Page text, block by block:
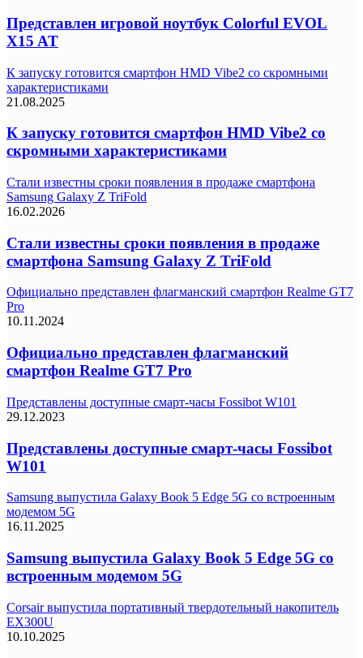
Представлен игровой ноутбук Colorful EVOL
X15 AT
К запуску готовится смартфон HMD Vibe2 со скромными
характеристиками
21.08.2025
К запуску готовится смартфон HMD Vibe2 со
скромными характеристиками
Стали известны сроки появления в продаже смартфона
Samsung Galaxy Z TriFold
16.02.2026
Стали известны сроки появления в продаже
смартфона Samsung Galaxy Z TriFold
Официально представлен флагманский смартфон Realme GT7
Pro
10.11.2024
Официально представлен флагманский
смартфон Realme GT7 Pro
Представлены доступные смарт-часы Fossibot W101
29.12.2023
Представлены доступные смарт-часы Fossibot
W101
Samsung выпустила Galaxy Book 5 Edge 5G со встроенным
модемом 5G
16.11.2025
Samsung выпустила Galaxy Book 5 Edge 5G со
встроенным модемом 5G
Corsair выпустила портативный твердотельный накопитель
EX300U
10.10.2025